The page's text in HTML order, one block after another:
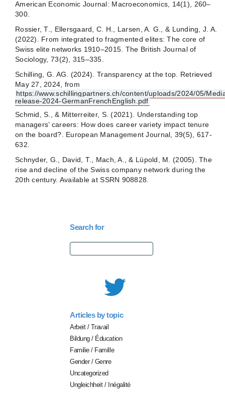
American Economic Journal: Macroeconomics, 14(1), 260–
300.
Rossier, T., Ellersgaard, C. H., Larsen, A. G., & Lunding, J. A.
(2022). From integrated to fragmented elites: The core of
Swiss elite networks 1910–2015. The British Journal of
Sociology, 73(2), 315–335.
Schilling, G. AG. (2024). Transparency at the top. Retrieved
May 27, 2024, from
https://www.schillingpartners.ch/content/uploads/2024/05/
release-2024-GermanFrenchEnglish.pdf
Schmid, S., & Mitterreiter, S. (2021). Understanding top
managers’ careers: How does career variety impact tenure
on the board?. European Management Journal, 39(5), 617-
632.
Schnyder, G., David, T., Mach, A., & Lüpold, M. (2005). The
rise and decline of the Swiss company network during the
20th century. Available at SSRN 908828.
Search for
Search
Articles by topic
Arbeit / Travail
Bildung / Éducation
Familie / Famille
Gender / Genre
Uncategorized
Ungleichheit / Inégalité